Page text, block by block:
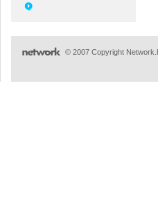
© 2007 Copyright